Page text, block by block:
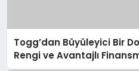
Togg’dan Büyüleyici Bir
Rengi ve Avantajlı